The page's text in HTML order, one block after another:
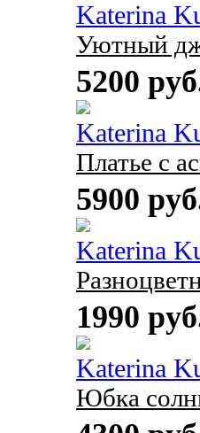
Katerina
Уютный
5200
Katerina
Платье с
5900
Katerina
1990
Katerina
Юбка